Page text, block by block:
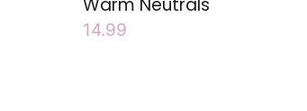
14.99